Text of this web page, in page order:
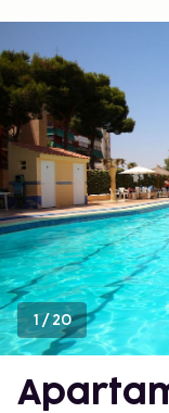
1/20